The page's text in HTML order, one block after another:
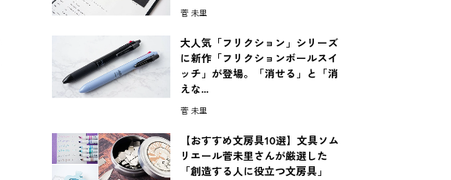
菅 未里
大人気「フリクション」シリーズ
に新作「フリクションボールスイ
ッチ」が登場。「消せる」と「消
えな...
菅 未里
【おすすめ文房具10選】文具ソム
リエール菅未里さんが厳選した
「創造する人に役立つ文房具」